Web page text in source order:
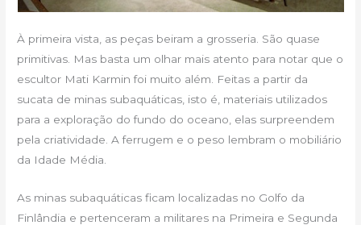
À primeira vista, as peças beiram a grosseria. São quase
primitivas. Mas basta um olhar mais atento para notar que o
escultor Mati Karmin foi muito além. Feitas a partir da
sucata de minas subaquáticas, isto é, materiais utilizados
para a exploração do fundo do oceano, elas surpreendem
pela criatividade. A ferrugem e o peso lembram o mobiliário
da Idade Média.
As minas subaquáticas ficam localizadas no Golfo da
Finlândia e pertenceram a militares na Primeira e Segunda